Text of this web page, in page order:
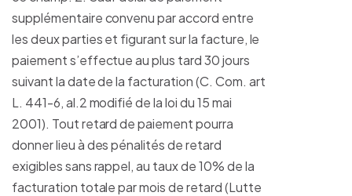
supplémentaire convenu par accord entre
les deux parties et figurant sur la facture, le
paiement s’effectue au plus tard 30 jours
suivant la date de la facturation (C. Com. art
L. 441-6, al.2 modifié de la loi du 15 mai
2001). Tout retard de paiement pourra
donner lieu à des pénalités de retard
exigibles sans rappel, au taux de 10% de la
facturation totale par mois de retard (Lutte